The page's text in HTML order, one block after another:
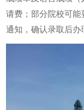
请费；部分院校可能
通知，确认录取后办